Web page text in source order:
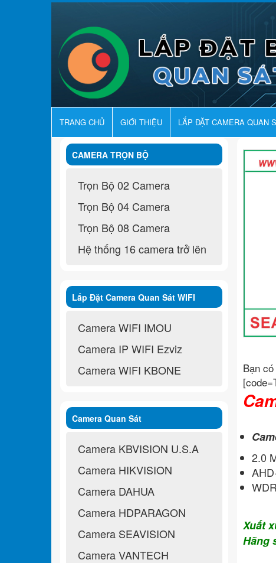
TRANG CHỦ GIỚI THIỆU LẮP ĐẶT CAMERA QUAN
Bạn
2.0
Xuất
Hãng
CAMERA TRỌN BỘ
Trọn Bộ 02 Camera
Trọn Bộ 04 Camera
Trọn Bộ 08 Camera
Hệ thống 16 camera trở lên
Lắp Đặt Camera Quan Sát WIFI
Không Dây
Camera WIFI IMOU
Camera IP WIFI Ezviz
Camera WIFI KBONE
Camera Quan Sát
Camera KBVISION U.S.A
Camera HIKVISION
Camera DAHUA
Camera HDPARAGON
Camera SEAVISION
Camera VANTECH